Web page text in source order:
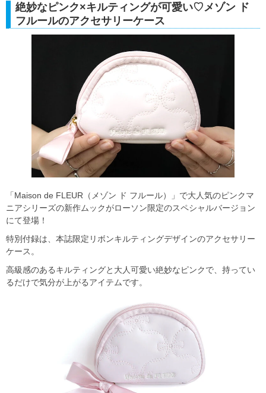
絶妙なピンク×キルティングが可愛い♡メゾン ド
フルールのアクセサリーケース
「Maison de FLEUR（メゾン ド フルール）」で大人気のピンクマ
ニアシリーズの新作ムックがローソン限定のスペシャルバージョン
にて登場！
特別付録は、本誌限定リボンキルティングデザインのアクセサリー
ケース。
高級感のあるキルティングと大人可愛い絶妙なピンクで、持ってい
るだけで気分が上がるアイテムです。